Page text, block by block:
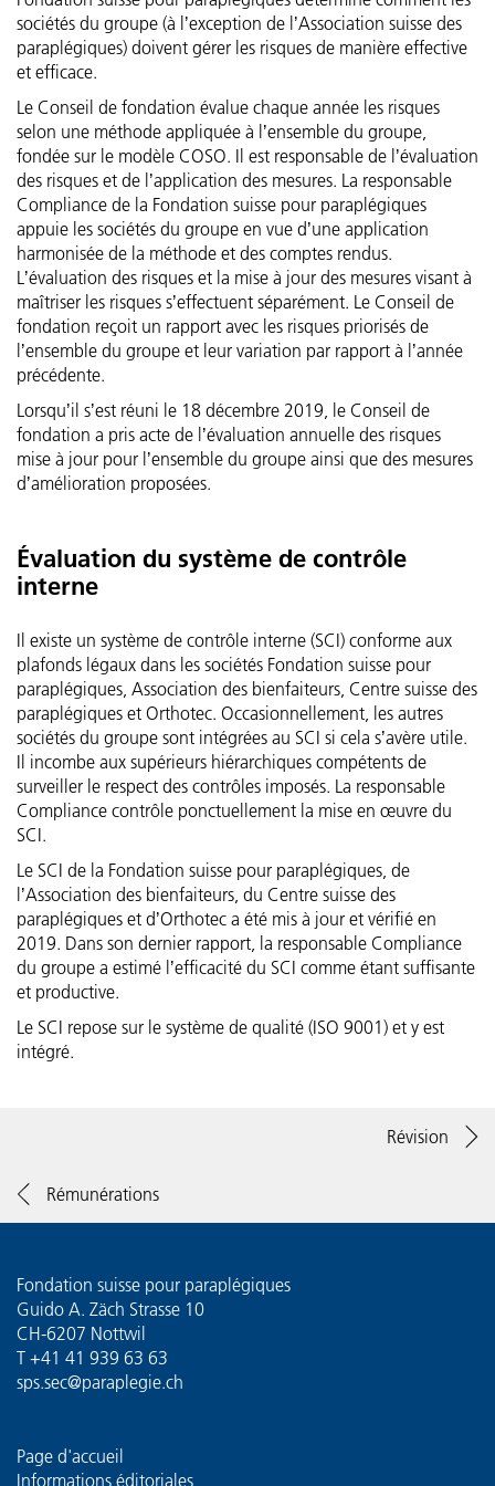
Association des bienfaiteurs de la Fondation suisse pour
Active Communication
SIRMED
ParaHelp
Orthotec
Hotel Sempachersee
Tableau des flux de trésorerie du groupe
Tableau de variation du capital
Compte de résultat par champs de prestations
Principes des comptes du groupe
Périmètre de consolidation et de combinaison
Principes de présentation des comptes et d’évaluation
Notes explicatives des comptes annuels
Rapport de l’organe de révision
Organes stratégiques et autres organes
Organes opérationnels
Rémunérations
Gestion des risques et système de contrôle interne
Révision
Surveillance externe
Politique d’information
Récapitulatif des personnes
sociétés du groupe (à lʼexception de lʼAssociation suisse des
paraplégiques) doivent gérer les risques de manière effective
et efficace.
Le Conseil de fondation évalue chaque année les risques
selon une méthode appliquée à lʼensemble du groupe,
fondée sur le modèle COSO. Il est responsable de lʼévaluation
des risques et de lʼapplication des mesures. La responsable
Compliance de la Fondation suisse pour paraplégiques
appuie les sociétés du groupe en vue dʼune application
harmonisée de la méthode et des comptes rendus.
Lʼévaluation des risques et la mise à jour des mesures visant à
maîtriser les risques sʼeffectuent séparément. Le Conseil de
fondation reçoit un rapport avec les risques priorisés de
lʼensemble du groupe et leur variation par rapport à lʼannée
précédente.
Lorsquʼil sʼest réuni le 18 décembre 2019, le Conseil de
fondation a pris acte de lʼévaluation annuelle des risques
mise à jour pour lʼensemble du groupe ainsi que des mesures
dʼamélioration proposées.
Évaluation du système de contrôle
interne
Il existe un système de contrôle interne (SCI) conforme aux
plafonds légaux dans les sociétés Fondation suisse pour
paraplégiques, Association des bienfaiteurs, Centre suisse des
paraplégiques et Orthotec. Occasionnellement, les autres
sociétés du groupe sont intégrées au SCI si cela sʼavère utile.
Il incombe aux supérieurs hiérarchiques compétents de
surveiller le respect des contrôles imposés. La responsable
Compliance contrôle ponctuellement la mise en œuvre du
SCI.
Le SCI de la Fondation suisse pour paraplégiques, de
lʼAssociation des bienfaiteurs, du Centre suisse des
paraplégiques et dʼOrthotec a été mis à jour et vérifié en
2019. Dans son dernier rapport, la responsable Compliance
du groupe a estimé lʼefficacité du SCI comme étant suffisante
et productive.
Le SCI repose sur le système de qualité (ISO 9001) et y est
intégré.
Rémunérations
Révision
Fondation suisse pour paraplégiques
Guido A. Zäch Strasse 10
CH-6207 Nottwil
T +41 41 939 63 63
sps.sec@paraplegie.ch
Page d'accueil
Informations éditoriales